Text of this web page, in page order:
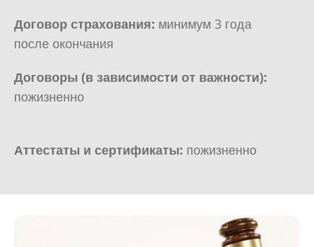
Договор страхования: минимум 3 года
после окончания
Договоры (в зависимости от важности):
пожизненно
Аттестаты и сертификаты: пожизненно